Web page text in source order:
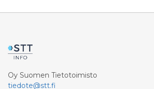
Oy Suomen Tietotoimisto
tiedote@stt.fi